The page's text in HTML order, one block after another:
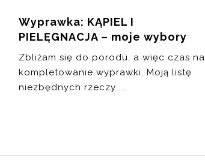
Wyprawka: KĄPIEL I
PIELĘGNACJA – moje wybory
Zbliżam się do porodu, a więc czas na
kompletowanie wyprawki. Moją listę
niezbędnych rzeczy ...